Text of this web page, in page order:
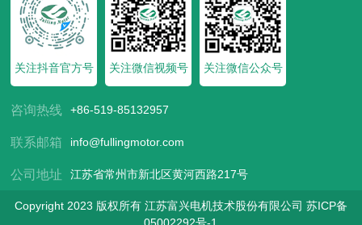
关注抖音官方号 关注微信视频号 关注微信公众号
咨询热线 +86-519-85132957
联系邮箱 info@fullingmotor.com
公司地址 江苏省常州市新北区黄河西路217号
Copyright 2023 版权所有 江苏富兴电机技术股份有限公司 苏ICP备
05002292号-1